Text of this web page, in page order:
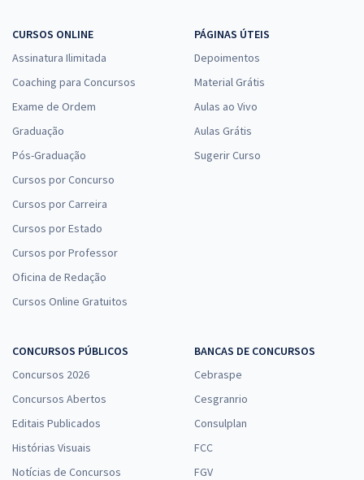
CURSOS ONLINE
Assinatura Ilimitada
Coaching para Concursos
Exame de Ordem
Graduação
Pós-Graduação
Cursos por Concurso
Cursos por Carreira
Cursos por Estado
Cursos por Professor
Oficina de Redação
Cursos Online Gratuitos
PÁGINAS ÚTEIS
Depoimentos
Material Grátis
Aulas ao Vivo
Aulas Grátis
Sugerir Curso
CONCURSOS PÚBLICOS
Concursos 2026
Concursos Abertos
Editais Publicados
Histórias Visuais
Notícias de Concursos
BANCAS DE CONCURSOS
Cebraspe
Cesgranrio
Consulplan
FCC
FGV